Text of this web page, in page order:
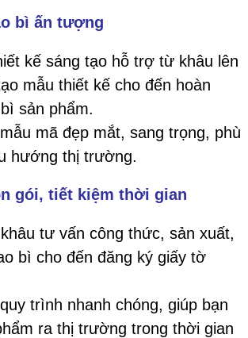
bì ấn tượng
kế sáng tạo hỗ trợ từ khâu lên
mẫu thiết kế cho đến hoàn
sản phẩm.
mã đẹp mắt, sang trọng, phù
hướng thị trường.
gói, tiết kiệm thời gian
tư vấn công thức, sản xuất,
bì cho đến đăng ký giấy tờ
trình nhanh chóng, giúp bạn
ra thị trường trong thời gian